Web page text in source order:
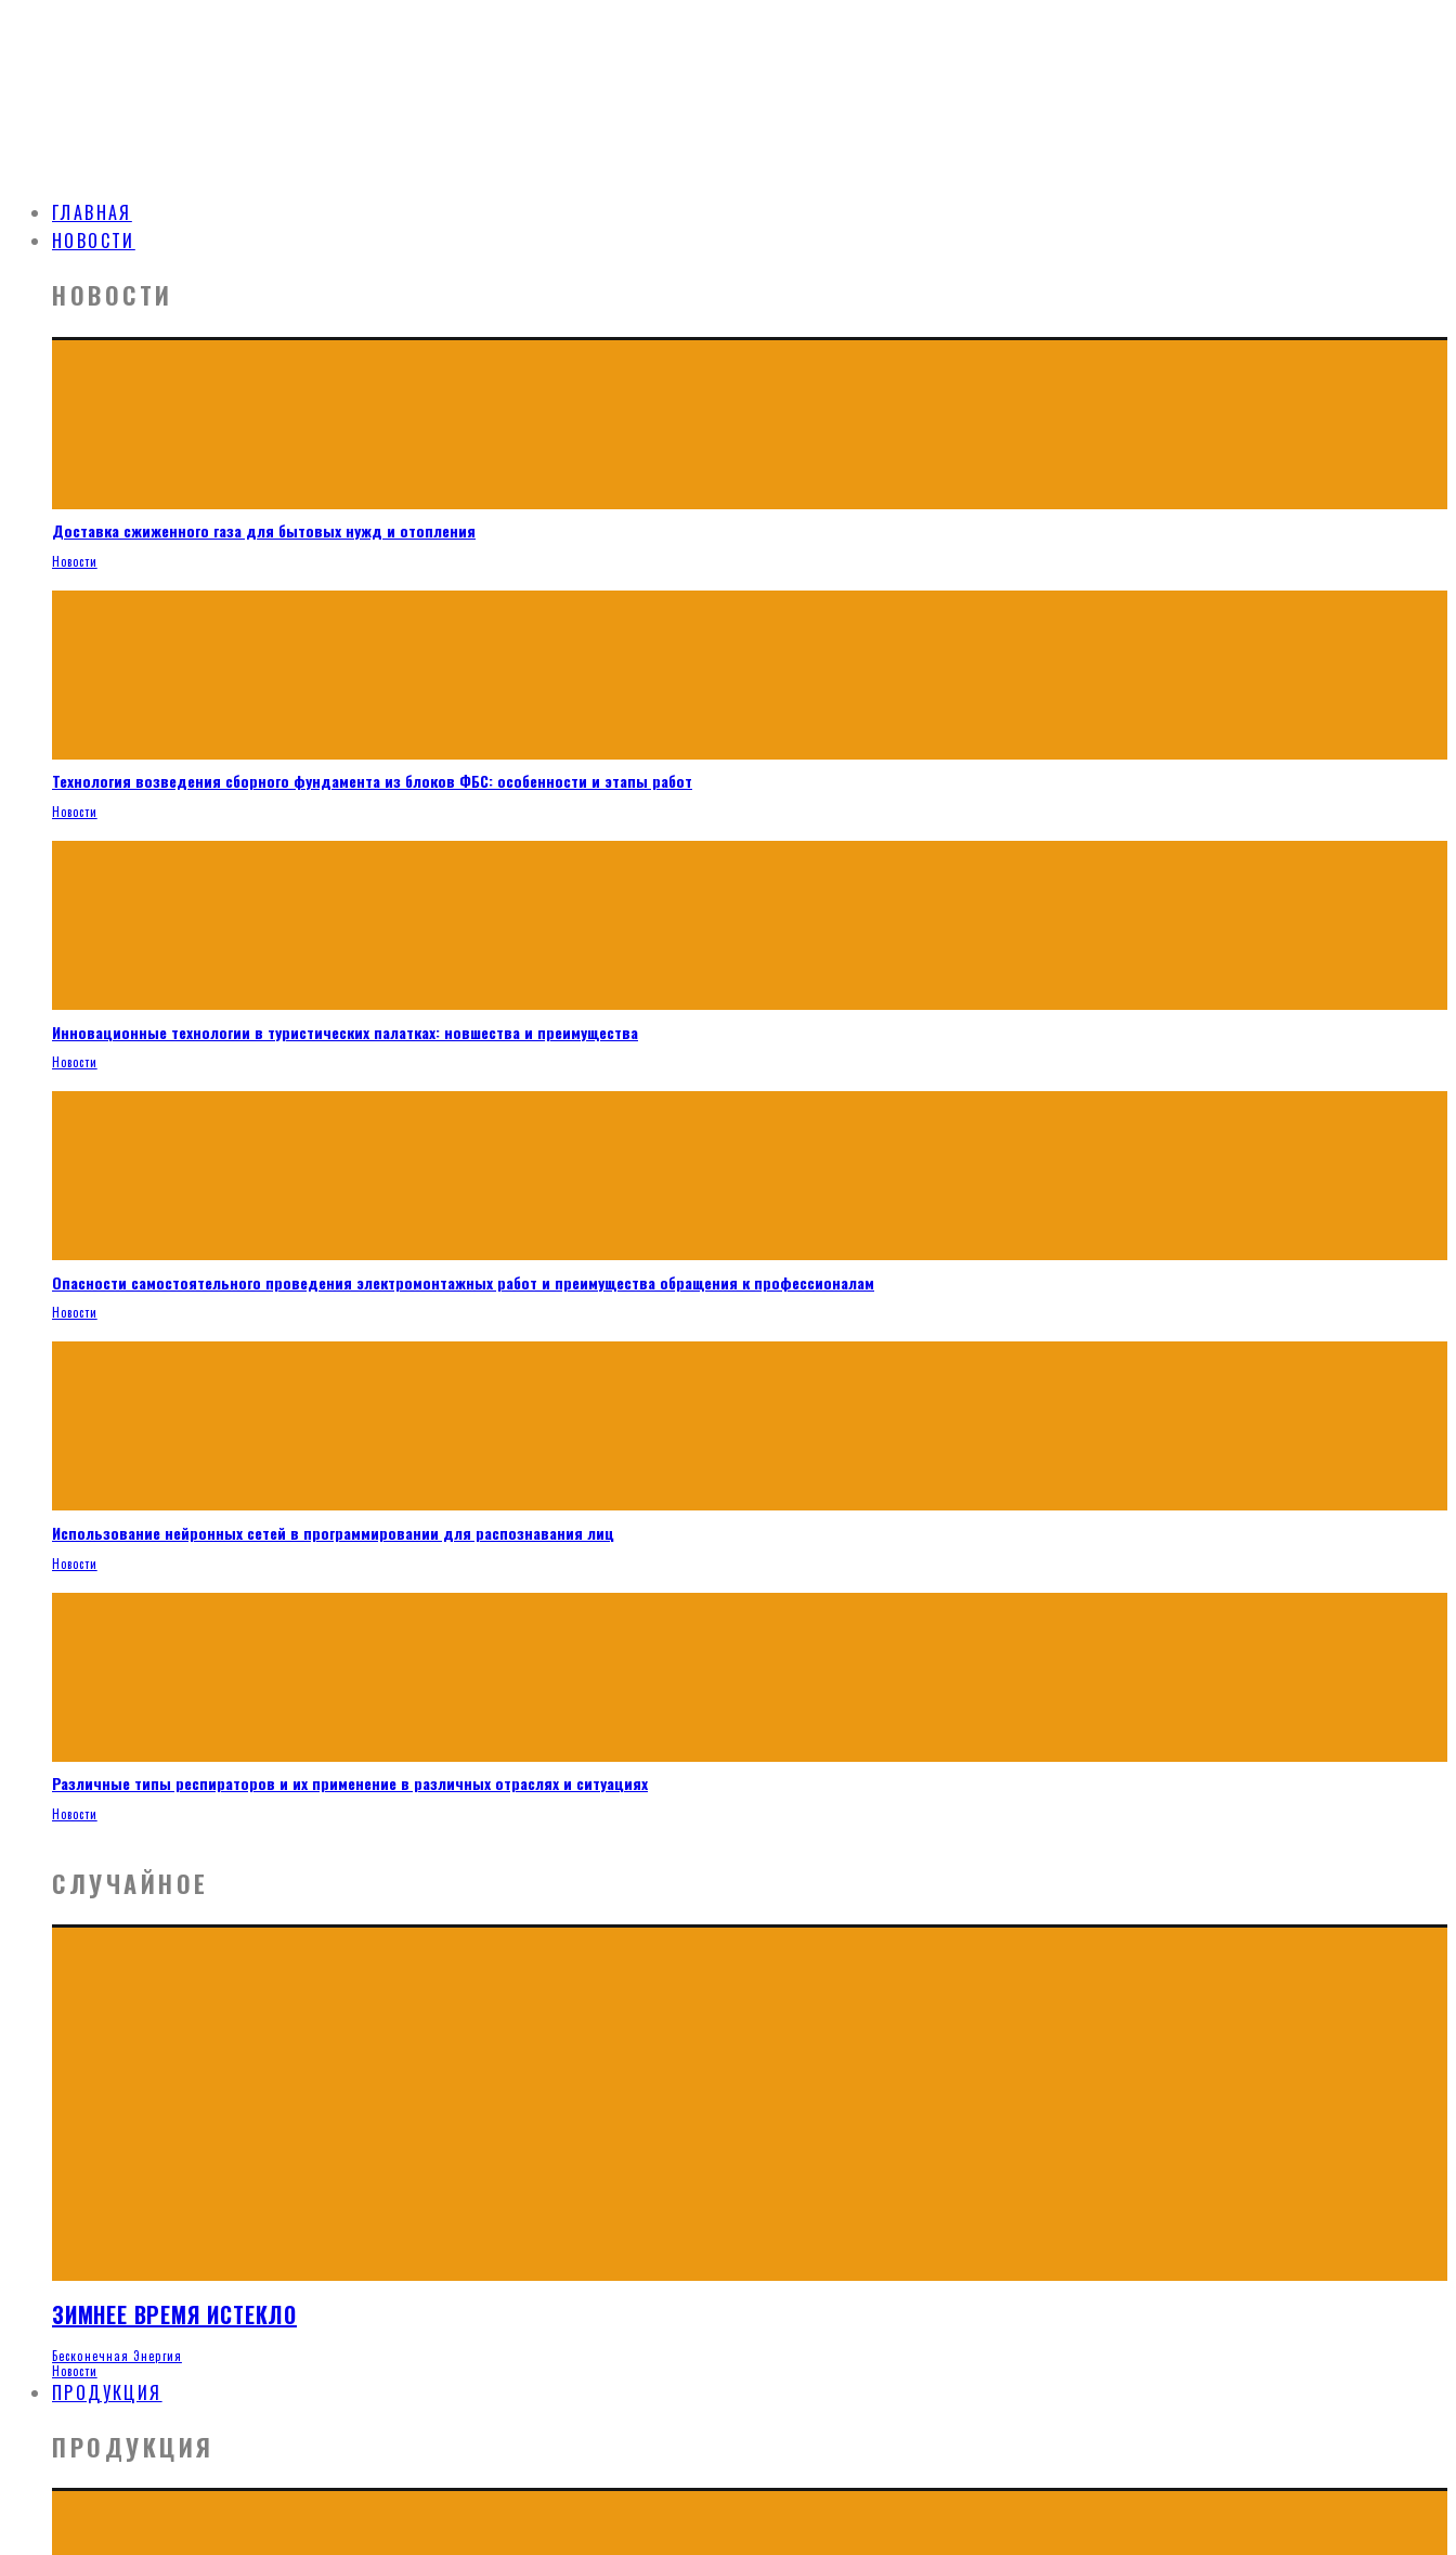
ГЛАВНАЯ
НОВОСТИ
НОВОСТИ
Доставка сжиженного газа для бытовых нужд и отопления
Новости
Технология возведения сборного фундамента из блоков ФБС: особенности и этапы работ
Новости
Инновационные технологии в туристических палатках: новшества и преимущества
Новости
Опасности самостоятельного проведения электромонтажных работ и преимущества обращения к профессионалам
Новости
Использование нейронных сетей в программировании для распознавания лиц
Новости
Различные типы респираторов и их применение в различных отраслях и ситуациях
Новости
СЛУЧАЙНОЕ
ЗИМНЕЕ ВРЕМЯ ИСТЕКЛО
Бесконечная Энергия
Новости
ПРОДУКЦИЯ
ПРОДУКЦИЯ